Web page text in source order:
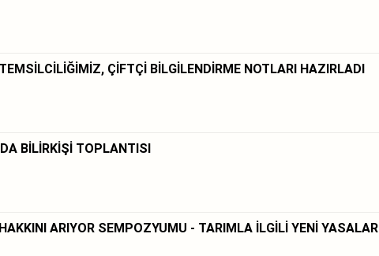
ÇİFTÇİ BİLGİLENDİRME NOTLARI HAZIRLADI
BİLİRKİŞİ TOPLANTISI
ARIYOR SEMPOZYUMU - TARIMLA İLGİLİ YENİ YASALAR